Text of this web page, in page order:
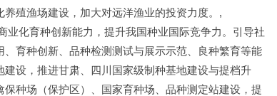
殖渔场建设，加大对远洋渔业的投资力度。,
化育种创新能力，提升我国种业国际竞争力。引导社
育种创新、品种检测测试与展示示范、良种繁育等能
设，推进甘肃、四川国家级制种基地建设与提档升
种场（保护区）、国家育种场、品种测定站建设，提